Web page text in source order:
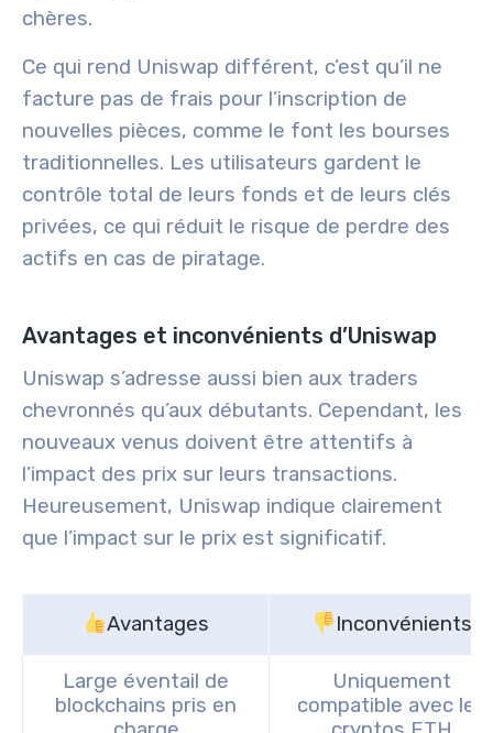
chères.
Ce qui rend Uniswap différent, c’est qu’il ne
facture pas de frais pour l’inscription de
nouvelles pièces, comme le font les bourses
traditionnelles. Les utilisateurs gardent le
contrôle total de leurs fonds et de leurs clés
privées, ce qui réduit le risque de perdre des
actifs en cas de piratage.
Avantages et inconvénients d’Uniswap
Uniswap s’adresse aussi bien aux traders
chevronnés qu’aux débutants. Cependant, les
nouveaux venus doivent être attentifs à
l’impact des prix sur leurs transactions.
Heureusement, Uniswap indique clairement
que l’impact sur le prix est significatif.
Avantages Inconvénients
Large éventail de
blockchains pris en
Uniquement
compatible avec les